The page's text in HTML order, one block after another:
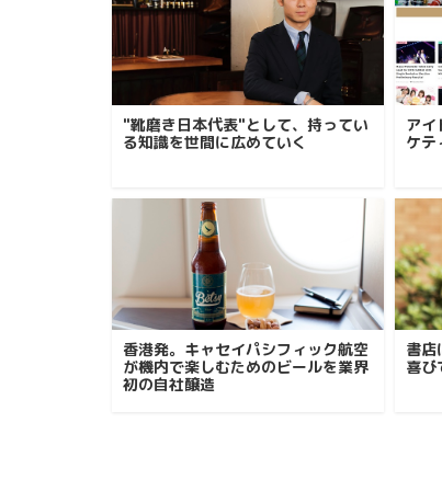
"靴磨き日本代表"として、持ってい
る知識を世間に広めていく
アイ
ケテ
香港発。キャセイパシフィック航空
が機内で楽しむためのビールを業界
初の自社醸造
書店
喜び